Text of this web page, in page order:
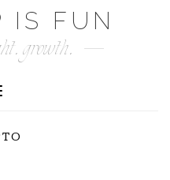
IS FUN
growth.
Navigation